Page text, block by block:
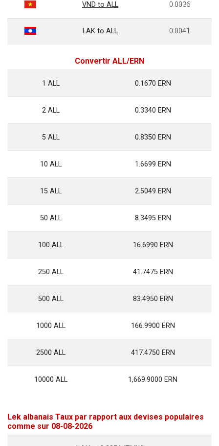
VND to ALL 0.0036
LAK to ALL 0.0041
Convertir ALL/ERN
1 ALL 0.1670 ERN
2 ALL 0.3340 ERN
5 ALL 0.8350 ERN
10 ALL 1.6699 ERN
15 ALL 2.5049 ERN
50 ALL 8.3495 ERN
100 ALL 16.6990 ERN
250 ALL 41.7475 ERN
500 ALL 83.4950 ERN
1000 ALL 166.9900 ERN
2500 ALL 417.4750 ERN
10000 ALL 1,669.9000 ERN
Lek albanais Taux par rapport aux devises populaires
comme sur 08-08-2026